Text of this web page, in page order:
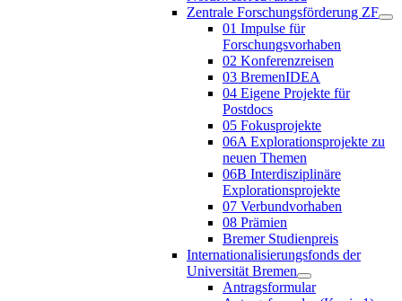
Zentrale Forschungsförderung ZF
01 Impulse für
Forschungsvorhaben
02 Konferenzreisen
03 BremenIDEA
04 Eigene Projekte für
Postdocs
05 Fokusprojekte
06A Explorationsprojekte zu
neuen Themen
06B Interdisziplinäre
Explorationsprojekte
07 Verbundvorhaben
08 Prämien
Bremer Studienpreis
Internationalisierungsfonds der
Universität Bremen
Antragsformular